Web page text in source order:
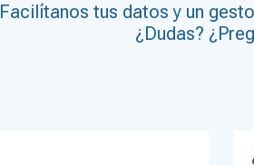
Facilítanos tus datos y un
¿Dudas?